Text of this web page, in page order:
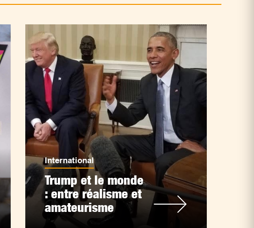
International
Trump et le monde
: entre réalisme et
amateurisme